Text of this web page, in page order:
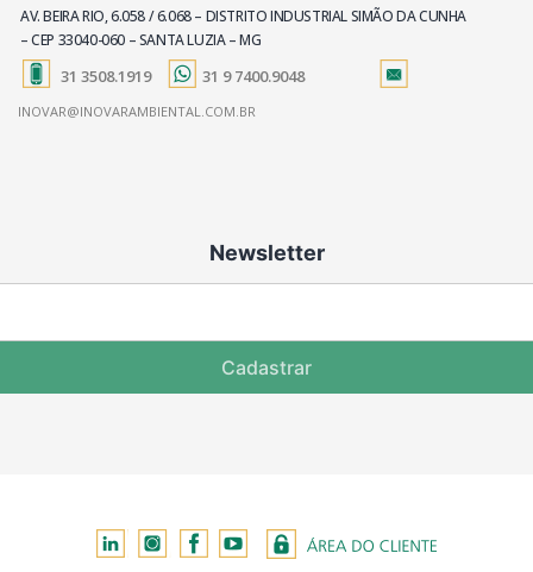
AV. BEIRA RIO, 6.058 / 6.068 – DISTRITO INDUSTRIAL SIMÃO DA CUNHA
– CEP 33040-060 – SANTA LUZIA – MG
31 3508.1919 31 9 7400.9048
INOVAR@INOVARAMBIENTAL.COM.BR
Newsletter
Cadastrar